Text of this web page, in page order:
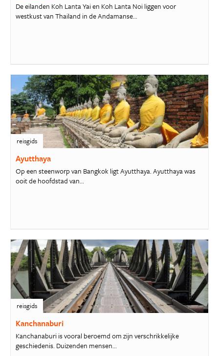
De eilanden Koh Lanta Yai en Koh Lanta Noi liggen voor
westkust van Thailand in de Andamanse...
reisgids
Ayutthaya
Op een steenworp van Bangkok ligt Ayutthaya. Ayutthaya was
ooit de hoofdstad van...
reisgids
Kanchanaburi
Kanchanaburi is vooral beroemd om zijn verschrikkelijke
geschiedenis. Duizenden mensen...